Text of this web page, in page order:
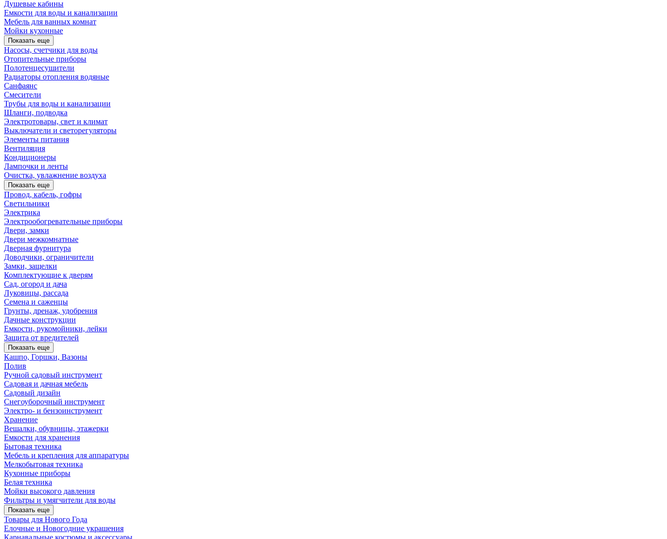
Душевые кабины
Емкости для воды и канализации
Мебель для ванных комнат
Мойки кухонные
Показать еще
Насосы, счетчики для воды
Отопительные приборы
Полотенцесушители
Радиаторы отопления водяные
Санфаянс
Смесители
Трубы для воды и канализации
Шланги, подводка
Электротовары, свет и климат
Выключатели и светорегуляторы
Элементы питания
Вентиляция
Кондиционеры
Лампочки и ленты
Очистка, увлажнение воздуха
Показать еще
Провод, кабель, гофры
Светильники
Электрика
Электрообогревательные приборы
Двери, замки
Двери межкомнатные
Дверная фурнитура
Доводчики, ограничители
Замки, защелки
Комплектующие к дверям
Сад, огород и дача
Луковицы, рассада
Семена и саженцы
Грунты, дренаж, удобрения
Дачные конструкции
Емкости, рукомойники, лейки
Защита от вредителей
Показать еще
Кашпо, Горшки, Вазоны
Полив
Ручной садовый инструмент
Садовая и дачная мебель
Садовый дизайн
Снегоуборочный инструмент
Электро- и бензоинструмент
Хранение
Вешалки, обувницы, этажерки
Емкости для хранения
Бытовая техника
Мебель и крепления для аппаратуры
Мелкобытовая техника
Кухонные приборы
Белая техника
Мойки высокого давления
Фильтры и умягчители для воды
Показать еще
Товары для Нового Года
Елочные и Новогодние украшения
Карнавальные костюмы и аксессуары